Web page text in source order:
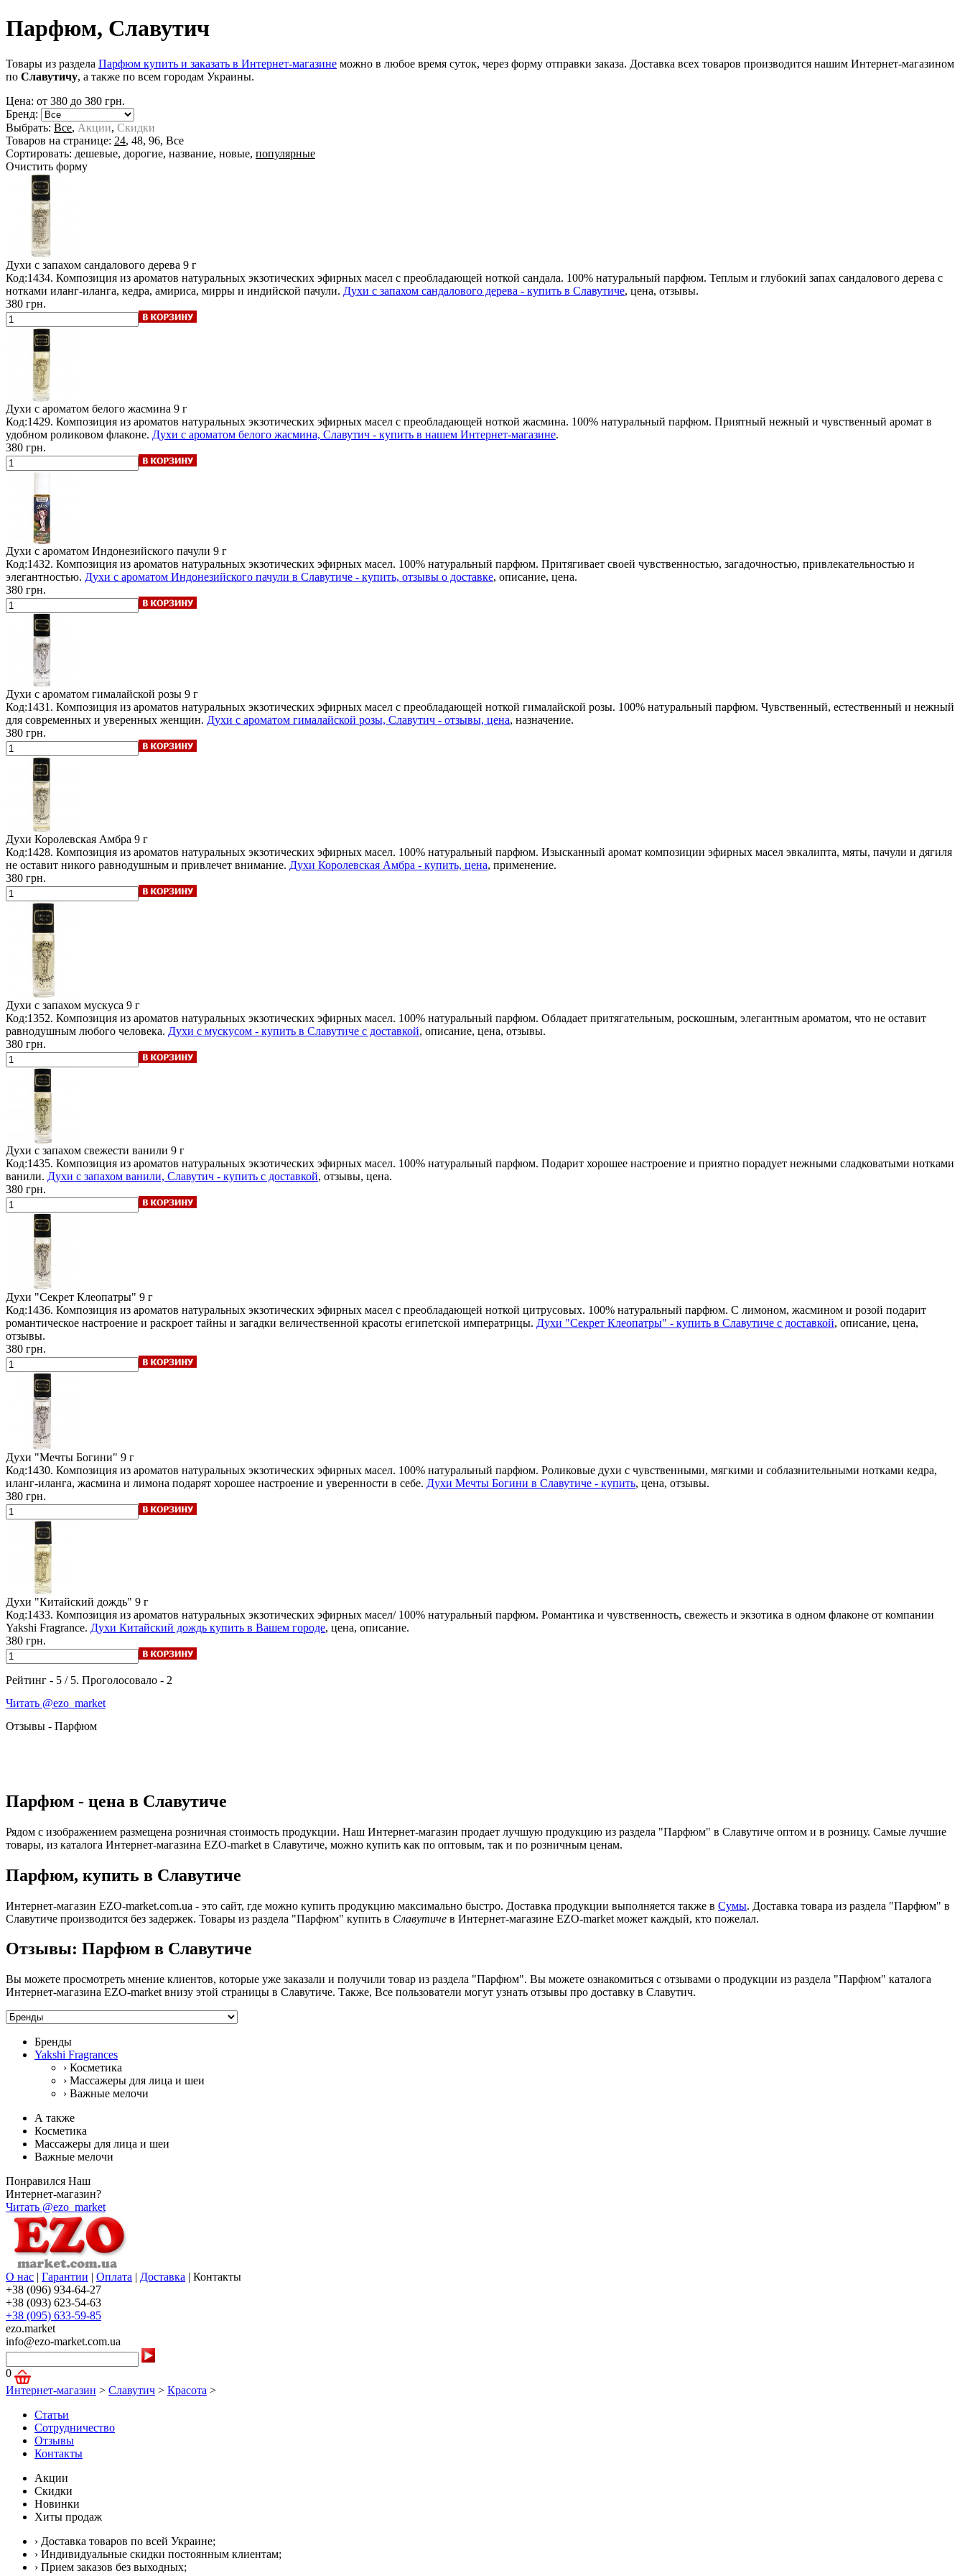
Парфюм, Славутич
Товары из раздела Парфюм купить и заказать в Интернет-магазине можно в любое время суток, через форму отправки заказа. Доставка всех товаров производится нашим Интернет-магазином
по Славутичу, а также по всем городам Украины.
Цена: от 380 до 380 грн.
Бренд:
Выбрать: Все, Акции, Скидки
Товаров на странице: 24, 48, 96, Все
Сортировать: дешевые, дорогие, название, новые, популярные
Очистить форму
Духи с запахом сандалового дерева 9 г
Код:1434. Композиция из ароматов натуральных экзотических эфирных масел с преобладающей ноткой сандала. 100% натуральный парфюм. Теплым и глубокий запах сандалового дерева с
нотками иланг-иланга, кедра, амириса, мирры и индийской пачули. Духи с запахом сандалового дерева - купить в Славутиче, цена, отзывы.
380 грн.
Духи с ароматом белого жасмина 9 г
Код:1429. Композиция из ароматов натуральных экзотических эфирных масел с преобладающей ноткой жасмина. 100% натуральный парфюм. Приятный нежный и чувственный аромат в
удобном роликовом флаконе. Духи с ароматом белого жасмина, Славутич - купить в нашем Интернет-магазине.
380 грн.
Духи с ароматом Индонезийского пачули 9 г
Код:1432. Композиция из ароматов натуральных экзотических эфирных масел. 100% натуральный парфюм. Притягивает своей чувственностью, загадочностью, привлекательностью и
элегантностью. Духи с ароматом Индонезийского пачули в Славутиче - купить, отзывы о доставке, описание, цена.
380 грн.
Духи с ароматом гималайской розы 9 г
Код:1431. Композиция из ароматов натуральных экзотических эфирных масел с преобладающей ноткой гималайской розы. 100% натуральный парфюм. Чувственный, естественный и нежный
для современных и уверенных женщин. Духи с ароматом гималайской розы, Славутич - отзывы, цена, назначение.
380 грн.
Духи Королевская Амбра 9 г
Код:1428. Композиция из ароматов натуральных экзотических эфирных масел. 100% натуральный парфюм. Изысканный аромат композиции эфирных масел эвкалипта, мяты, пачули и дягиля
не оставит никого равнодушным и привлечет внимание. Духи Королевская Амбра - купить, цена, применение.
380 грн.
Духи с запахом мускуса 9 г
Код:1352. Композиция из ароматов натуральных экзотических эфирных масел. 100% натуральный парфюм. Обладает притягательным, роскошным, элегантным ароматом, что не оставит
равнодушным любого человека. Духи с мускусом - купить в Славутиче с доставкой, описание, цена, отзывы.
380 грн.
Духи с запахом свежести ванили 9 г
Код:1435. Композиция из ароматов натуральных экзотических эфирных масел. 100% натуральный парфюм. Подарит хорошее настроение и приятно порадует нежными сладковатыми нотками
ванили. Духи с запахом ванили, Славутич - купить с доставкой, отзывы, цена.
380 грн.
Духи "Секрет Клеопатры" 9 г
Код:1436. Композиция из ароматов натуральных экзотических эфирных масел с преобладающей ноткой цитрусовых. 100% натуральный парфюм. С лимоном, жасмином и розой подарит
романтическое настроение и раскроет тайны и загадки величественной красоты египетской императрицы. Духи "Секрет Клеопатры" - купить в Славутиче с доставкой, описание, цена,
отзывы.
380 грн.
Духи "Мечты Богини" 9 г
Код:1430. Композиция из ароматов натуральных экзотических эфирных масел. 100% натуральный парфюм. Роликовые духи с чувственными, мягкими и соблазнительными нотками кедра,
иланг-иланга, жасмина и лимона подарят хорошее настроение и уверенности в себе. Духи Мечты Богини в Славутиче - купить, цена, отзывы.
380 грн.
Духи "Китайский дождь" 9 г
Код:1433. Композиция из ароматов натуральных экзотических эфирных масел/ 100% натуральный парфюм. Романтика и чувственность, свежесть и экзотика в одном флаконе от компании
Yakshi Fragrance. Духи Китайский дождь купить в Вашем городе, цена, описание.
380 грн.
Рейтинг - 5 / 5. Проголосовало - 2
Читать @ezo_market
Отзывы - Парфюм
Парфюм - цена в Славутиче
Рядом с изображением размещена розничная стоимость продукции. Наш Интернет-магазин продает лучшую продукцию из раздела "Парфюм" в Славутиче оптом и в розницу. Самые лучшие
товары, из каталога Интернет-магазина EZO-market в Славутиче, можно купить как по оптовым, так и по розничным ценам.
Парфюм, купить в Славутиче
Интернет-магазин EZO-market.com.ua - это сайт, где можно купить продукцию максимально быстро. Доставка продукции выполняется также в Сумы. Доставка товара из раздела "Парфюм" в
Славутиче производится без задержек. Товары из раздела "Парфюм" купить в Славутиче в Интернет-магазине EZO-market может каждый, кто пожелал.
Отзывы: Парфюм в Славутиче
Вы можете просмотреть мнение клиентов, которые уже заказали и получили товар из раздела "Парфюм". Вы можете ознакомиться с отзывами о продукции из раздела "Парфюм" каталога
Интернет-магазина EZO-market внизу этой страницы в Славутиче. Также, Все пользователи могут узнать отзывы про доставку в Славутич.
Бренды
Yakshi Fragrances
› Косметика
› Массажеры для лица и шеи
› Важные мелочи
А также
Косметика
Массажеры для лица и шеи
Важные мелочи
Понравился Наш
Интернет-магазин?
Читать @ezo_market
О нас | Гарантии | Оплата | Доставка | Контакты
+38 (096) 934-64-27
+38 (093) 623-54-63
+38 (095) 633-59-85
ezo.market
info@ezo-market.com.ua
0
Интернет-магазин > Славутич > Красота >
Статьи
Сотрудничество
Отзывы
Контакты
Акции
Скидки
Новинки
Хиты продаж
› Доставка товаров по всей Украине;
› Индивидуальные скидки постоянным клиентам;
› Прием заказов без выходных;